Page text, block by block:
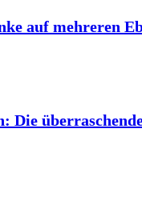
auf mehreren
Die